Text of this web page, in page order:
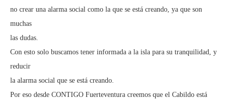
no crear una alarma social como la que se está creando, ya que son
muchas
las dudas.
Con esto solo buscamos tener informada a la isla para su tranquilidad, y
reducir
la alarma social que se está creando.
Por eso desde CONTIGO Fuerteventura creemos que el Cabildo está